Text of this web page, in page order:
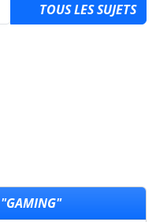
TOUS LES SUJETS
"GAMING"